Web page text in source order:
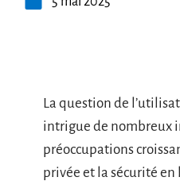
La question de
intrigue de nombreux
préoccupations
privée et la sécurité en